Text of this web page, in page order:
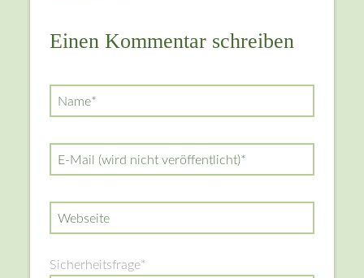
Einen Kommentar schreiben
Pflichtfeld
Name*
Pflichtfeld
E-Mail (wird nicht veröffentlicht)*
Webseite
Pflichtfeld
Sicherheitsfrage*